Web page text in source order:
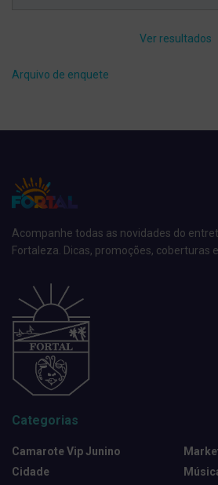
Ver resultados
Arquivo de enquete
Acompanhe todas as novidades do
Fortaleza. Dicas, promoções, coberturas
Categorias
Camarote Vip Junino
Cidade